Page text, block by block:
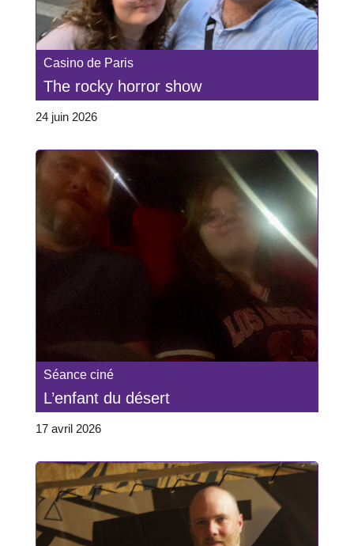
Casino de Paris
The rocky horror show
24 juin 2026
Séance ciné
L’enfant du désert
17 avril 2026